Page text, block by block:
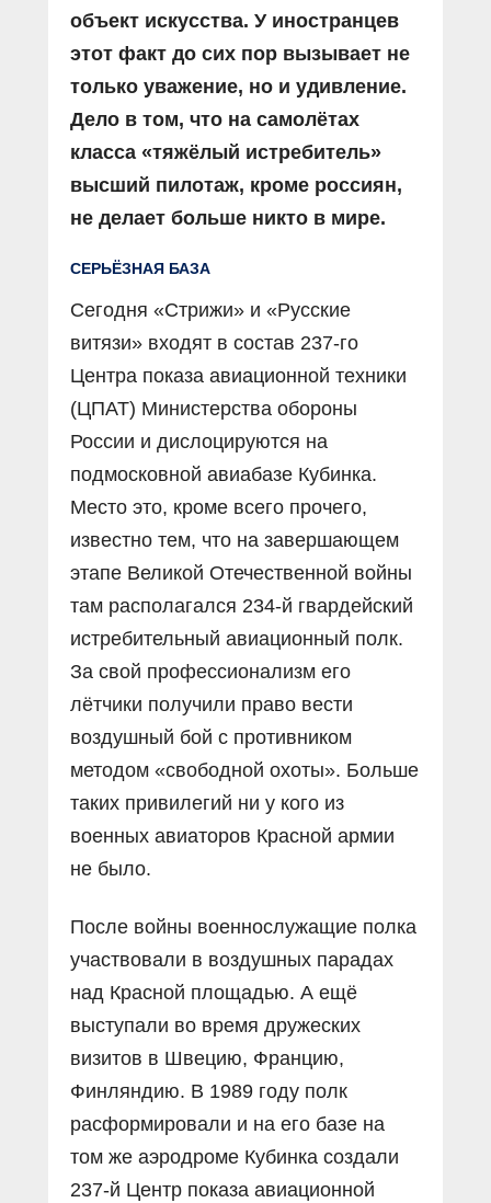
объект искусства. У иностранцев
этот факт до сих пор вызывает не
только уважение, но и удивление.
Дело в том, что на самолётах
класса «тяжёлый истребитель»
высший пилотаж, кроме россиян,
не делает больше никто в мире.
СЕРЬЁЗНАЯ БАЗА
Сегодня «Стрижи» и «Русские
витязи» входят в состав 237-го
Центра показа авиационной техники
(ЦПАТ) Министерства обороны
России и дислоцируются на
подмосковной авиабазе Кубинка.
Место это, кроме всего прочего,
известно тем, что на завершающем
этапе Великой Отечественной войны
там располагался 234-й гвардейский
истребительный авиационный полк.
За свой профессионализм его
лётчики получили право вести
воздушный бой с противником
методом «свободной охоты». Больше
таких привилегий ни у кого из
военных авиаторов Красной армии
не было.
После войны военнослужащие полка
участвовали в воздушных парадах
над Красной площадью. А ещё
выступали во время дружеских
визитов в Швецию, Францию,
Финляндию. В 1989 году полк
расформировали и на его базе на
том же аэродроме Кубинка создали
237-й Центр показа авиационной